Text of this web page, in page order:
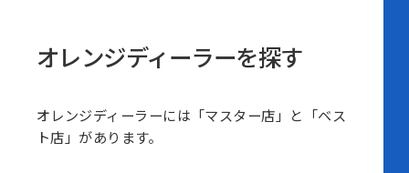
オレンジディーラーを探す
オレンジディーラーには「マスター店」と「ベス
ト店」があります。